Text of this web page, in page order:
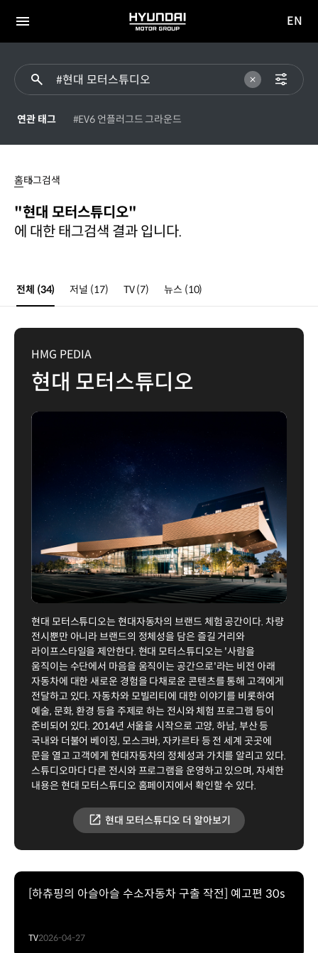
전체
HYUNDAI
MOTOR
이동
EN
연관 태그 #EV6 언플러그드 그라운드
홈태그검색
"현대 모터스튜디오"
에 대한 태그검색 결과 입니다.
전체 (34) 저널 (17) TV(7) 뉴스 (10)
HMG PEDIA
현대 모터스튜디오
현대 모터스튜디오는 현대자동차의 브랜드 체험 공간이다. 차량
전시뿐만 아니라 브랜드의 정체성을 담은 즐길 거리와
라이프스타일을 제안한다. 현대 모터스튜디오는 '사람을
움직이는 수단에서 마음을 움직이는 공간으로'라는 비전 아래
자동차에 대한 새로운 경험을 다채로운 콘텐츠를 통해 고객에게
전달하고 있다. 자동차와 모빌리티에 대한 이야기를 비롯하여
예술, 문화, 환경 등을 주제로 하는 전시와 체험 프로그램 등이
준비되어 있다. 2014년 서울을 시작으로 고양, 하남, 부산 등
국내와 더불어 베이징, 모스크바, 자카르타 등 전 세계 곳곳에
문을 열고 고객에게 현대자동차의 정체성과 가치를 알리고 있다.
스튜디오마다 다른 전시와 프로그램을 운영하고 있으며, 자세한
내용은 현대 모터스튜디오 홈페이지에서 확인할 수 있다.
현대 모터스튜디오 더 알아보기
[하츄핑의 아슬아슬 수소자동차 구출 작전] 예고편 30s
TV2026-04-27